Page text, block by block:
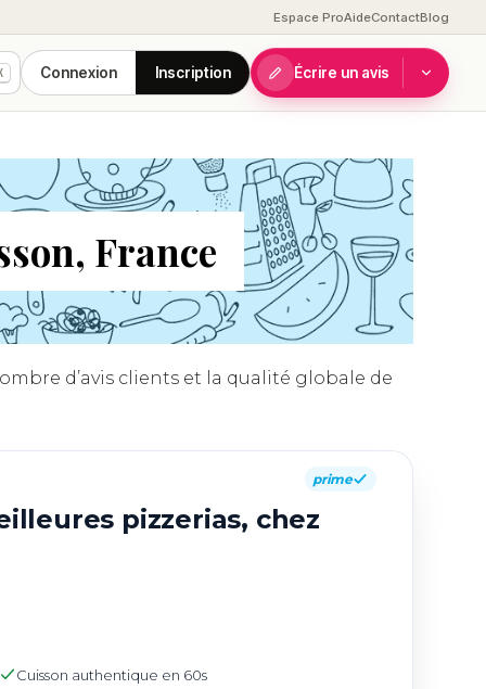
Espace ProAideContactBlog
Connexion Inscription Écrire un avis
France
d’avis clients et la qualité globale de
prime
pizzerias, chez
Cuisson authentique en 60s